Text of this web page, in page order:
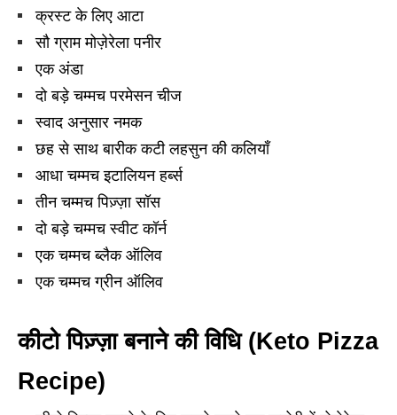
क्रस्ट के लिए आटा
सौ ग्राम मोज़ेरेला पनीर
एक अंडा
दो बड़े चम्मच परमेसन चीज
स्वाद अनुसार नमक
छह से साथ बारीक कटी लहसुन की कलियाँ
आधा चम्मच इटालियन हर्ब्स
तीन चम्मच पिज़्ज़ा सॉस
दो बड़े चम्मच स्वीट कॉर्न
एक चम्मच ब्लैक ऑलिव
एक चम्मच ग्रीन ऑलिव
कीटो पिज़्ज़ा बनाने की विधि (Keto Pizza
Recipe)